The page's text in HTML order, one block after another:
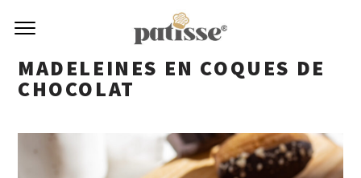
MADELEINES EN COQUES DE
CHOCOLAT